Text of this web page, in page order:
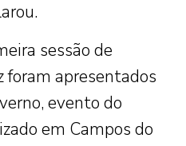
sessão de
foram apresentados
evento do
em Campos do